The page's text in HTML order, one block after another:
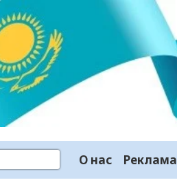
О нас Реклама